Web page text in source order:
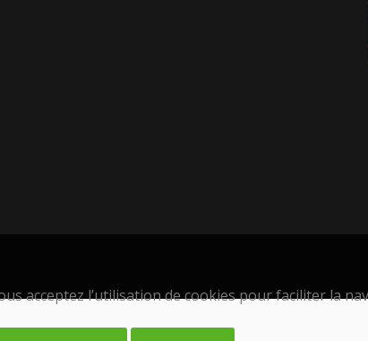
acceptez l’utilisation de cookies pour faciliter la